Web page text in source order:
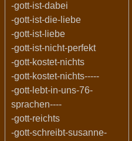
-gott-ist-dabei
-gott-ist-die-liebe
-gott-ist-liebe
-gott-ist-nicht-perfekt
-gott-kostet-nichts
-gott-kostet-nichts-----
-gott-lebt-in-uns-76-
sprachen----
-gott-reichts
-gott-schreibt-susanne-